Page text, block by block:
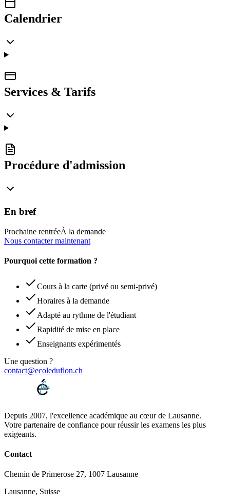
Calendrier
Services & Tarifs
Procédure d'admission
En bref
Prochaine rentréeÀ la demande
Nous contacter maintenant
Pourquoi cette formation ?
Cours à la carte (privé ou semi-privé)
Horaires à la demande
Adapté au rythme de l'étudiant
Rapidité de mise en place
Enseignants expérimentés
Une question ?
contact@ecoleduflon.ch
Depuis 2007, l'excellence académique au cœur de Lausanne.
Votre partenaire de confiance pour réussir les examens les plus
exigeants.
Contact
Chemin de Primerose 27, 1007 Lausanne
Lausanne, Suisse